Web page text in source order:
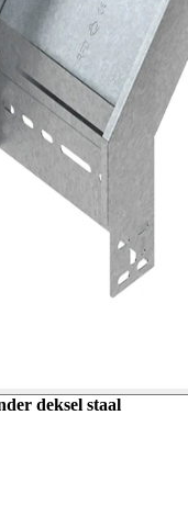
deksel staal